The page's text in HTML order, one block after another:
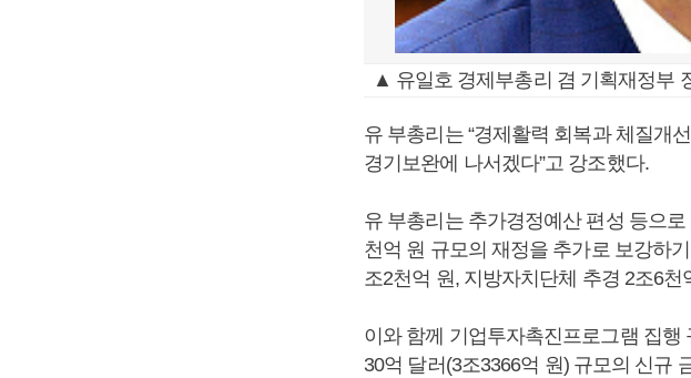
▲ 유일호 경제부총리 겸 기획재정부
유 부총리는 “경제활력 회복과 체질개
경기보완에 나서겠다”고 강조했다.
유 부총리는 추가경정예산 편성 등으
천억 원 규모의 재정을 추가로 보강하
조2천억 원, 지방자치단체 추경 2조6
이와 함께 기업투자촉진프로그램 집행
30억 달러(3조3366억 원) 규모의 신규